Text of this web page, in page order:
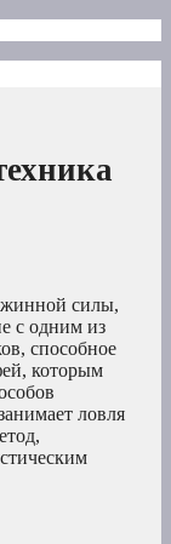
силы,
с одним из
способное
которым
ловля